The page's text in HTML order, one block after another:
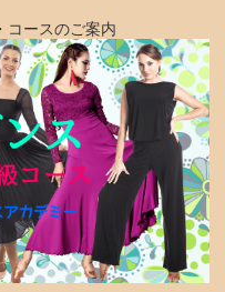
コースのご案内